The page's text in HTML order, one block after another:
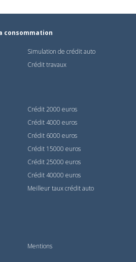
consommation
Simulation de crédit auto
Crédit travaux
Crédit 2000 euros
Crédit 4000 euros
Crédit 6000 euros
Crédit 15000 euros
Crédit 25000 euros
Crédit 40000 euros
Meilleur taux crédit auto
Mentions